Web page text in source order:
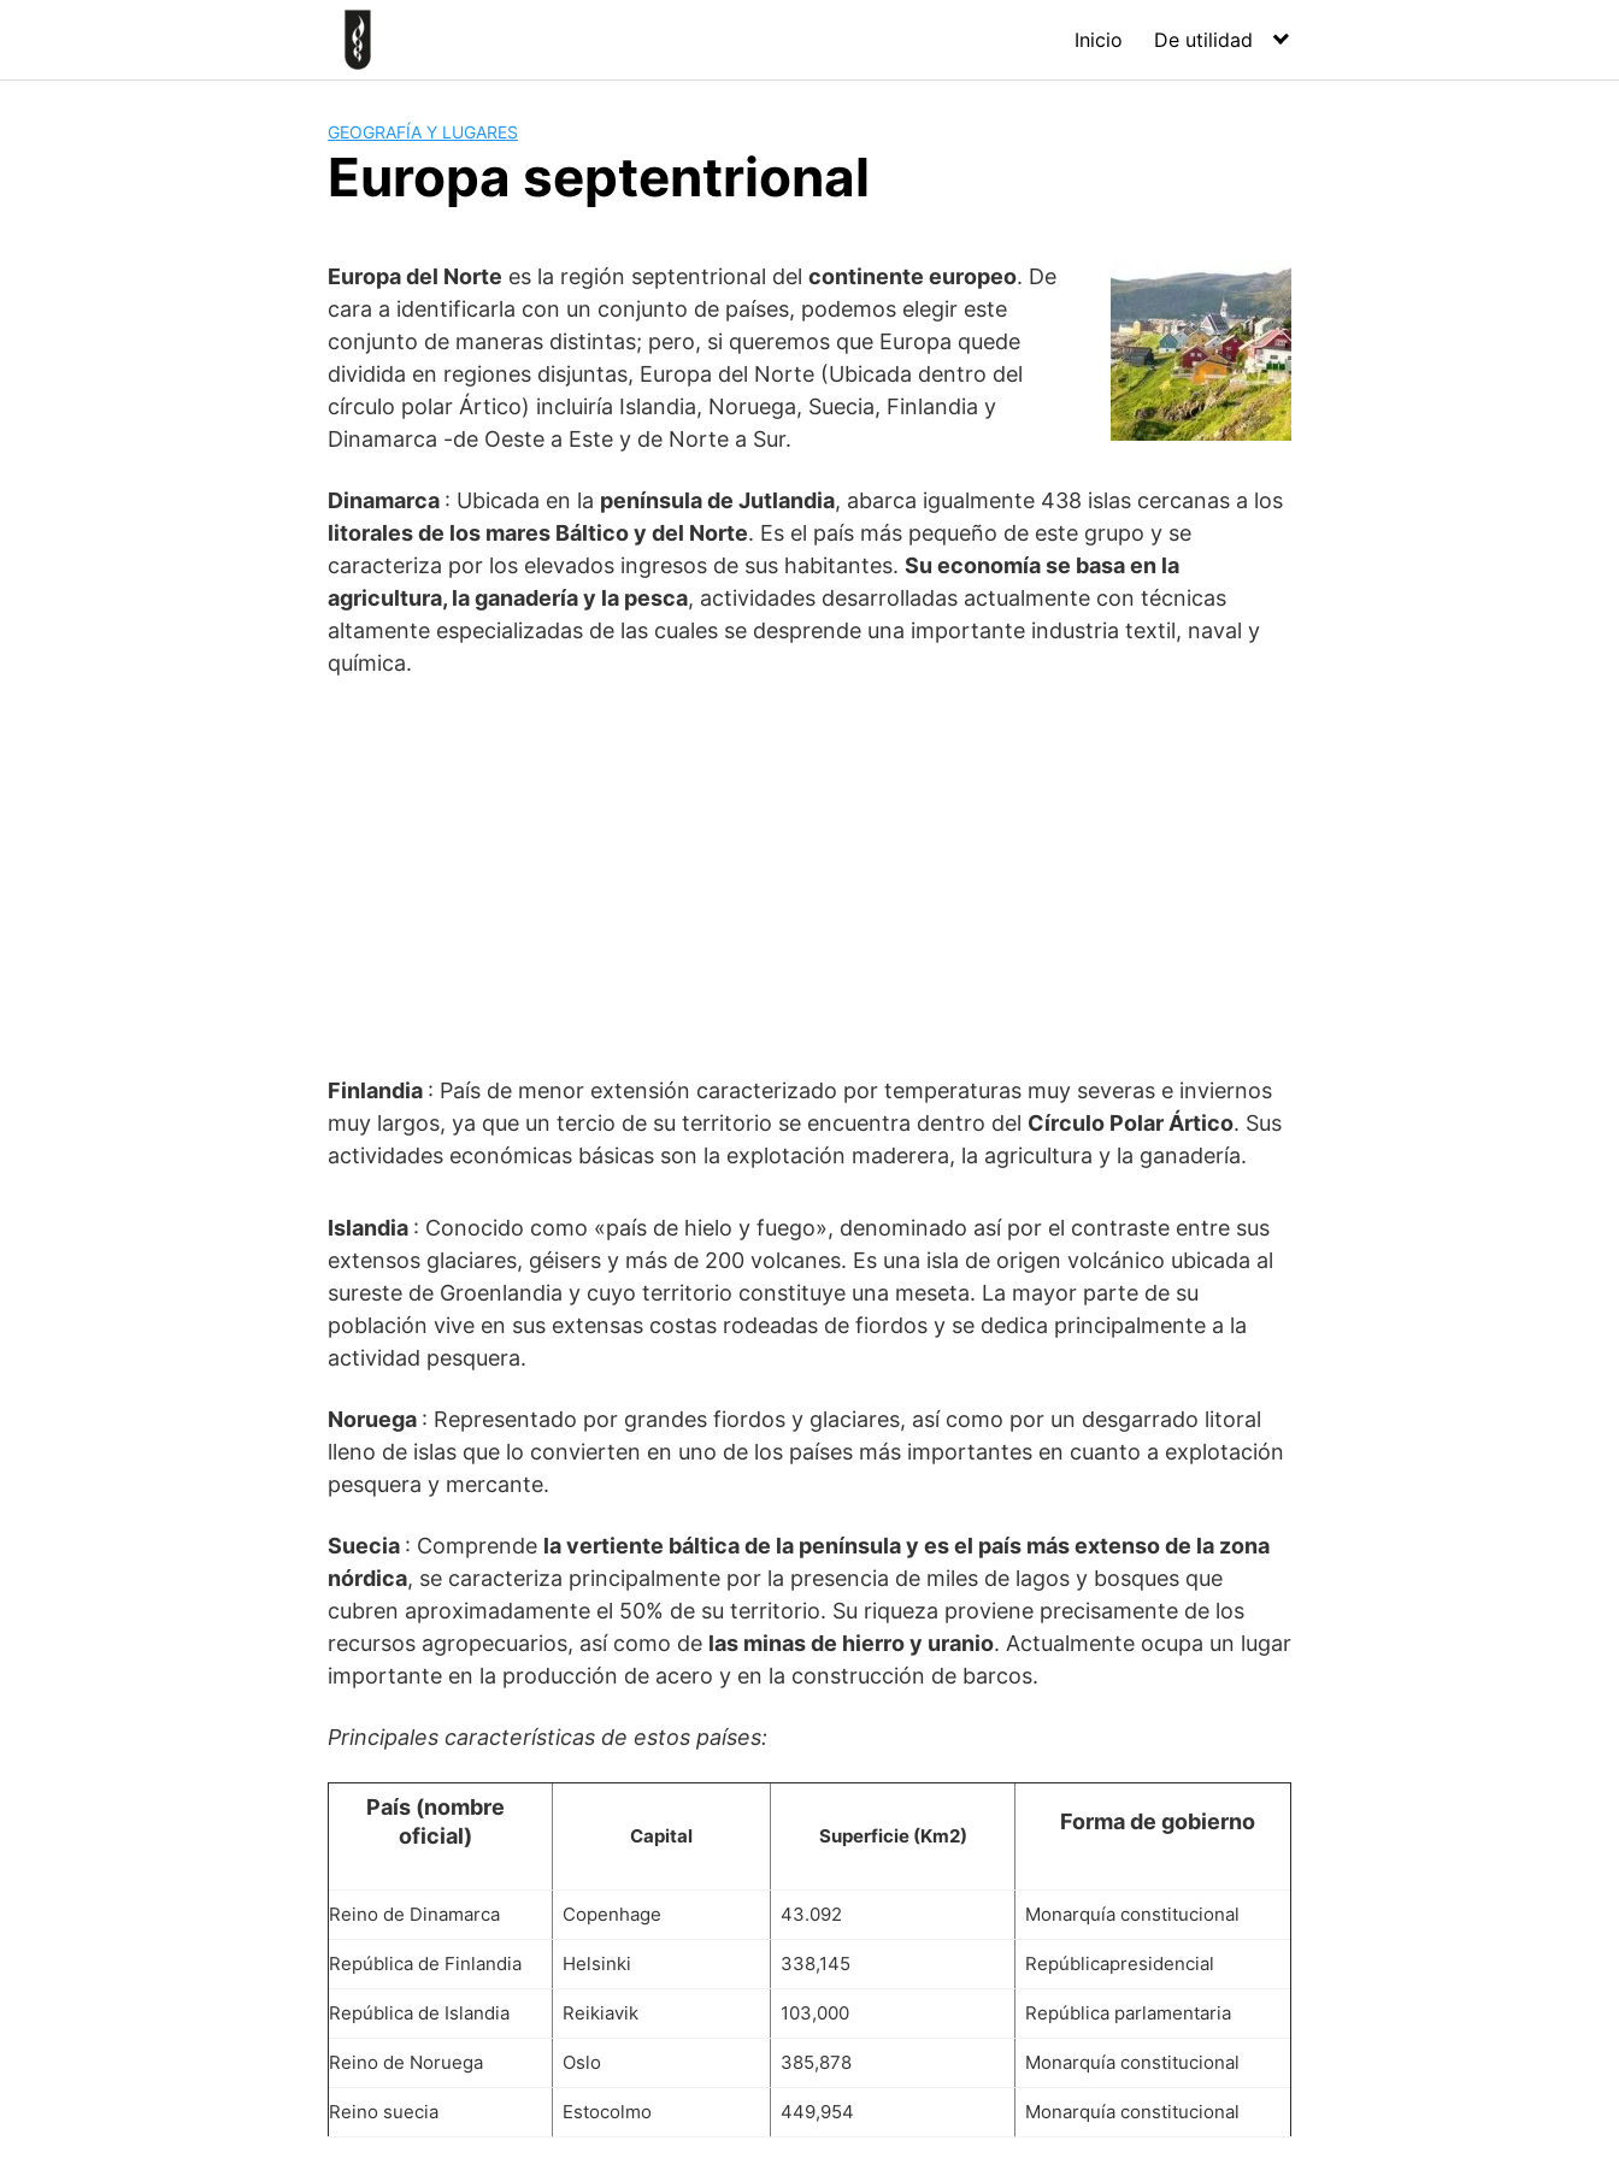
Inicio De utilidad
GEOGRAFÍA Y LUGARES
Europa septentrional
Europa del Norte es la región septentrional del continente europeo. De
cara a identificarla con un conjunto de países, podemos elegir este
conjunto de maneras distintas; pero, si queremos que Europa quede
dividida en regiones disjuntas, Europa del Norte (Ubicada dentro del
círculo polar Ártico) incluiría Islandia, Noruega, Suecia, Finlandia y
Dinamarca -de Oeste a Este y de Norte a Sur.
Dinamarca : Ubicada en la península de Jutlandia, abarca igualmente 438 islas cercanas a los
litorales de los mares Báltico y del Norte. Es el país más pequeño de este grupo y se
caracteriza por los elevados ingresos de sus habitantes. Su economía se basa en la
agricultura, la ganadería y la pesca, actividades desarrolladas actualmente con técnicas
altamente especializadas de las cuales se desprende una importante industria textil, naval y
química.
Finlandia : País de menor extensión caracterizado por temperaturas muy severas e inviernos
muy largos, ya que un tercio de su territorio se encuentra dentro del Círculo Polar Ártico. Sus
actividades económicas básicas son la explotación maderera, la agricultura y la ganadería.
Islandia : Conocido como «país de hielo y fuego», denominado así por el contraste entre sus
extensos glaciares, géisers y más de 200 volcanes. Es una isla de origen volcánico ubicada al
sureste de Groenlandia y cuyo territorio constituye una meseta. La mayor parte de su
población vive en sus extensas costas rodeadas de fiordos y se dedica principalmente a la
actividad pesquera.
Noruega : Representado por grandes fiordos y glaciares, así como por un desgarrado litoral
lleno de islas que lo convierten en uno de los países más importantes en cuanto a explotación
pesquera y mercante.
Suecia : Comprende la vertiente báltica de la península y es el país más extenso de la zona
nórdica, se caracteriza principalmente por la presencia de miles de lagos y bosques que
cubren aproximadamente el 50% de su territorio. Su riqueza proviene precisamente de los
recursos agropecuarios, así como de las minas de hierro y uranio. Actualmente ocupa un lugar
importante en la producción de acero y en la construcción de barcos.
Principales características de estos países:
País (nombre
oficial)
Capital Superficie (Km2)
Forma de gobierno
Reino de Dinamarca Copenhage 43.092 Monarquía constitucional
República de Finlandia Helsinki 338,145 Repúblicapresidencial
República de Islandia Reikiavik 103,000 República parlamentaria
Reino de Noruega Oslo 385,878 Monarquía constitucional
Reino suecia Estocolmo 449,954 Monarquía constitucional